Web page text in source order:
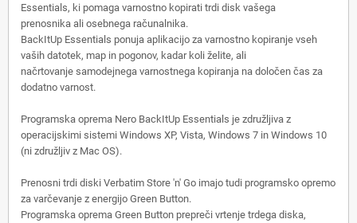
Essentials, ki pomaga varnostno kopirati trdi disk vašega
prenosnika ali osebnega računalnika.
BackItUp Essentials ponuja aplikacijo za varnostno kopiranje vseh
vaših datotek, map in pogonov, kadar koli želite, ali
načrtovanje samodejnega varnostnega kopiranja na določen čas za
dodatno varnost.
Programska oprema Nero BackItUp Essentials je združljiva z
operacijskimi sistemi Windows XP, Vista, Windows 7 in Windows 10
(ni združljiv z Mac OS).
Prenosni trdi diski Verbatim Store 'n' Go imajo tudi programsko opremo
za varčevanje z energijo Green Button.
Programska oprema Green Button prepreči vrtenje trdega diska,